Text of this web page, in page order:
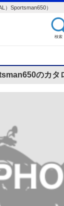
）Sportsman650）
検索
のカタ